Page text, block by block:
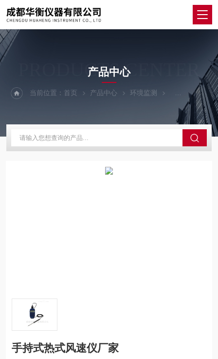
PRODUCTS CENTER
产品中心
当前位置：首页 产品中心 环境监测 风速仪厂家
手持式热式风速仪厂家